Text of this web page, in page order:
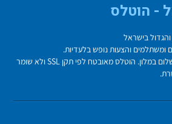
- הוטלס
בישראל
והצעות נופש בלעדיות.
הזמנה באתר ללא חיוב, התשלום במלון. הוטלס מאובטח לפי תקן SSL ולא שומר